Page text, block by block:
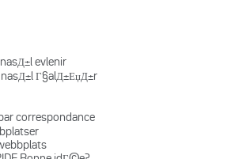
evlenir
Г§alД±ЕџД±r
correspondance